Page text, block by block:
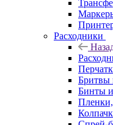
Расходники
Бритвы
Бинты и